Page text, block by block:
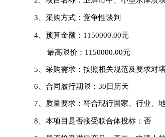
3 、采购方式：竞争性谈判
4 、预算金额： 1150000.00元
最高限价 ： 1150000.00元
5 、采购需求：按照相关规范及要求对
6、 合同履行期限： 30日历天
7 、质量要求：符合现行国家、行业、
8 、本项目 是否接受联合体投标：否